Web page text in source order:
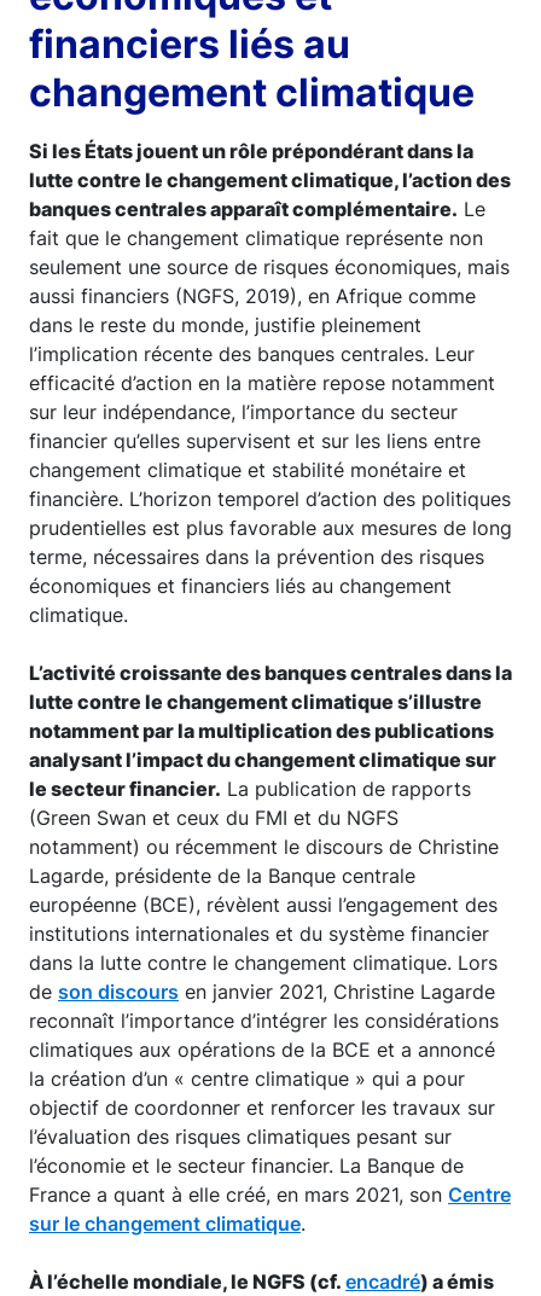
financiers liés au
changement climatique
Si les États jouent un rôle prépondérant dans la
lutte contre le changement climatique, l’action des
banques centrales apparaît complémentaire. Le
fait que le changement climatique représente non
seulement une source de risques économiques, mais
aussi financiers (NGFS, 2019), en Afrique comme
dans le reste du monde, justifie pleinement
l’implication récente des banques centrales. Leur
efficacité d’action en la matière repose notamment
sur leur indépendance, l’importance du secteur
financier qu’elles supervisent et sur les liens entre
changement climatique et stabilité monétaire et
financière. L’horizon temporel d’action des politiques
prudentielles est plus favorable aux mesures de long
terme, nécessaires dans la prévention des risques
économiques et financiers liés au changement
climatique.
L’activité croissante des banques centrales dans la
lutte contre le changement climatique s’illustre
notamment par la multiplication des publications
analysant l’impact du changement climatique sur
le secteur financier. La publication de rapports
(Green Swan et ceux du FMI et du NGFS
notamment) ou récemment le discours de Christine
Lagarde, présidente de la Banque centrale
européenne (BCE), révèlent aussi l’engagement des
institutions internationales et du système financier
dans la lutte contre le changement climatique. Lors
de son discours en janvier 2021, Christine Lagarde
reconnaît l’importance d’intégrer les considérations
climatiques aux opérations de la BCE et a annoncé
la création d’un « centre climatique » qui a pour
objectif de coordonner et renforcer les travaux sur
l’évaluation des risques climatiques pesant sur
l’économie et le secteur financier. La Banque de
France a quant à elle créé, en mars 2021, son Centre
sur le changement climatique.
À l’échelle mondiale, le NGFS (cf. encadré) a émis